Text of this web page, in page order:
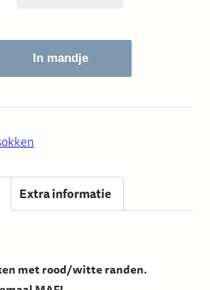
In mandje
Extra informatie
met rood/witte randen.